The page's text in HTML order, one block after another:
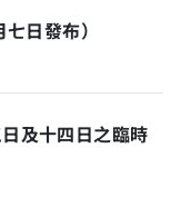
日發布）
及十四日之臨時